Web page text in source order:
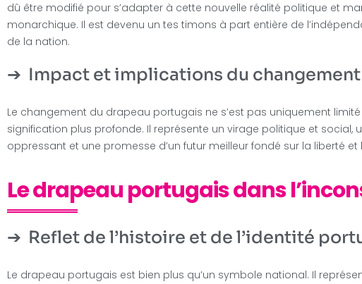
dû être modifié pour s’adapter à cette nouvelle réalité politique et
monarchique. Il est devenu un tes timons à part entière de
de la nation.
Impact et implications du changement
Le changement du drapeau portugais ne s’est pas uniquement
signification plus profonde. Il représente un virage politique et social,
oppressant et une promesse d’un futur meilleur fondé sur la liberté et
Le drapeau portugais dans
Reflet de l’histoire et de l’identité
Le drapeau portugais est bien plus qu’un symbole national. Il